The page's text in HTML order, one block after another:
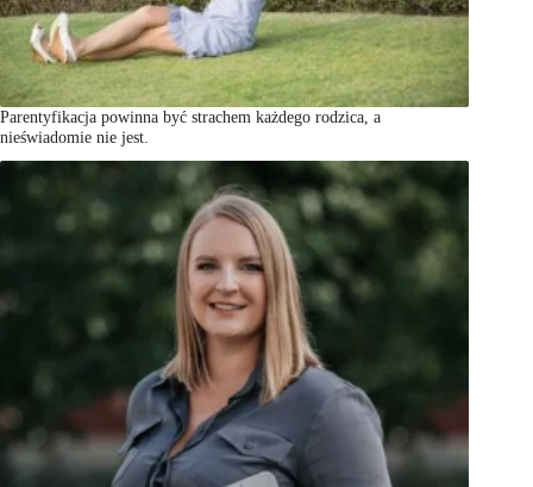
Parentyfikacja powinna być strachem każdego rodzica, a
nieświadomie nie jest.